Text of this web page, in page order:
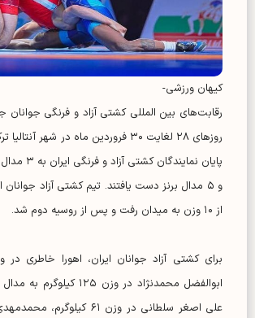
کیهان ورزشی-
رقابت‌های بین المللی کشتی آزاد و فرنگی جوانان
روز‌های ۲۸ لغایت ۳۰ فروردین ماه در شهر
از ۱۰ وزن به میدان رفت و پس از روسیه دوم شد.
ابوالفضل محمدنژاد در وزن
علی اصغر سلطانی در وزن ۶۱